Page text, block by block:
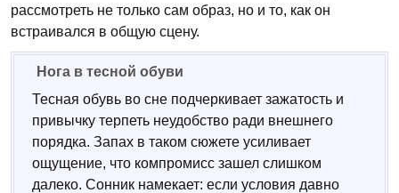
рассмотреть не только сам образ, но и то, как он
встраивался в общую сцену.
Нога в тесной обуви
Тесная обувь во сне подчеркивает зажатость и
привычку терпеть неудобство ради внешнего
порядка. Запах в таком сюжете усиливает
ощущение, что компромисс зашел слишком
далеко. Сонник намекает: если условия давно